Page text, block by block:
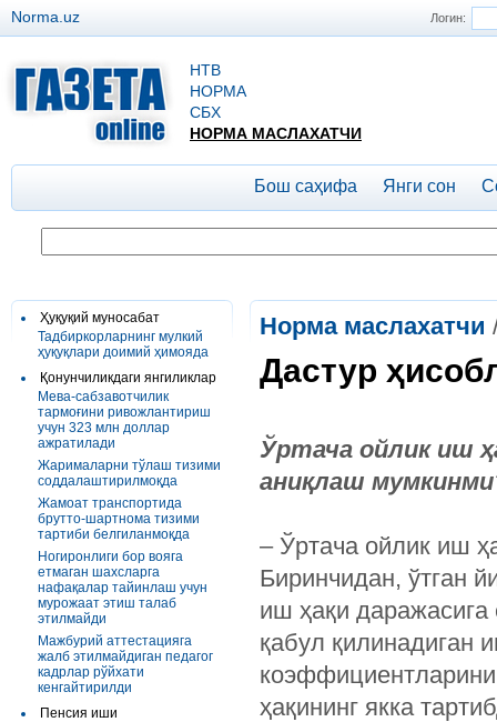
Логин:
Norma.uz
НТВ
НОРМА
СБХ
НОРМА МАСЛАХАТЧИ
Бош саҳифа Янги сон
Ҳуқуқий муносабат
Тадбиркорларнинг мулкий
ҳуқуқлари доимий ҳимояда
Қонунчиликдаги янгиликлар
Мева-сабзавотчилик
тармоғини ривожлантириш
учун 323 млн доллар
ажратилади
Жарималарни тўлаш тизими
соддалаштирилмоқда
Жамоат транспортида
брутто-шартнома тизими
тартиби белгиланмоқда
Ногиронлиги бор вояга
етмаган шахсларга
нафақалар тайинлаш учун
мурожаат этиш талаб
этилмайди
Мажбурий аттестацияга
жалб этилмайдиган педагог
кадрлар рўйхати
кенгайтирилди
Пенсия иши
Норма маслахатчи
Дастур
Ўртача ойлик иш
аниқлаш
– Ўртача ойлик иш
Биринчидан, ўтган
иш ҳақи
қабул қилинадиган
ҳақининг якка